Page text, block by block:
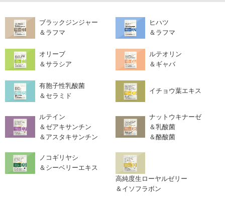
ブラックジンジャー
＆ラフマ
ヒハツ
＆ラフマ
オリーブ
＆サラシア
ルテオリン
＆ギャバ
有胞子性乳酸菌
＆セラミド
イチョウ葉エキス
ルテイン
＆ゼアキサンチン
＆アスタキサンチン
ナットウキナーゼ
＆乳酸菌
＆酪酸菌
ノコギリヤシ
＆シーベリーエキス
高純度生ローヤルゼリー
＆イソフラボン